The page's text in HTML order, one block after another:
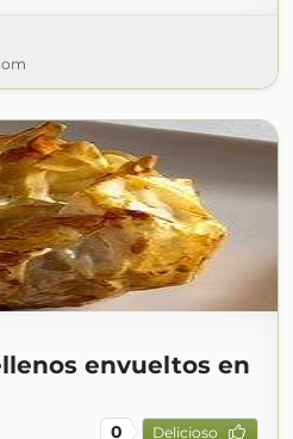
envueltos en
0 Delicioso